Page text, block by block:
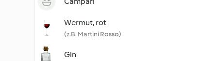
Wermut, rot
(z.B. Martini Rosso)
Gin